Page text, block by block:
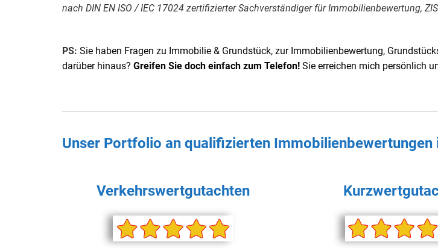
nach DIN EN ISO / IEC 17024 zertifizierter Sachverständiger für Immobilienbewertung,
PS: Sie haben Fragen zu Immobilie & Grundstück, zur Immobilienbewertung,
darüber hinaus? Greifen Sie doch einfach zum Telefon! Sie erreichen mich persönlich
Unser Portfolio an qualifizierten Immobilienbewertungen
Verkehrswertgutachten